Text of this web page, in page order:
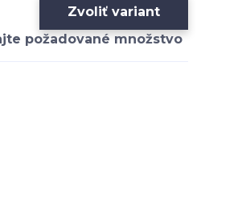
Zvoliť variant